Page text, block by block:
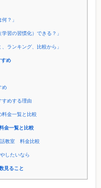
？」
習の習慣化）できる？」
ランキング、比較から」
すめ
め
すめする理由
料金一覧と比較
金一覧と比較
話教室 料金比較
したいなら
見ること